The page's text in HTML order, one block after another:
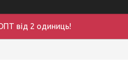
від 2 одиниць!